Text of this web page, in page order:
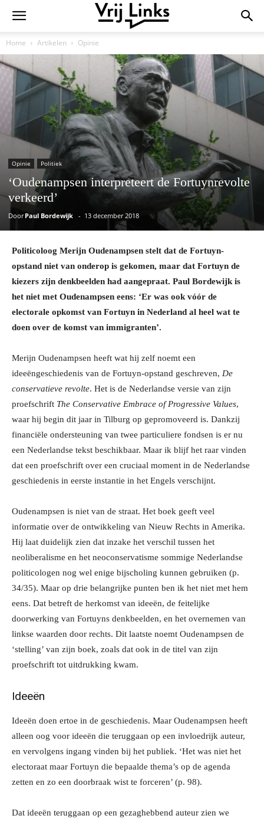
Home Artikelen Opinie
Opinie Politiek
‘Oudenampsen interpreteert de Fortuynrevolte
verkeerd’
Door Paul Bordewijk - 13 december 2018
Politicoloog Merijn Oudenampsen stelt dat de Fortuyn-
opstand niet van onderop is gekomen, maar dat Fortuyn de
kiezers zijn denkbeelden had aangepraat. Paul Bordewijk is
het niet met Oudenampsen eens: ‘Er was ook vóór de
electorale opkomst van Fortuyn in Nederland al heel wat te
doen over de komst van immigranten’.
Merijn Oudenampsen heeft wat hij zelf noemt een
ideeëngeschiedenis van de Fortuyn-opstand geschreven, De
conservatieve revolte. Het is de Nederlandse versie van zijn
proefschrift The Conservative Embrace of Progressive Values,
waar hij begin dit jaar in Tilburg op gepromoveerd is. Dankzij
financiële ondersteuning van twee particuliere fondsen is er nu
een Nederlandse tekst beschikbaar. Maar ik blijf het raar vinden
dat een proefschrift over een cruciaal moment in de Nederlandse
geschiedenis in eerste instantie in het Engels verschijnt.
Oudenampsen is niet van de straat. Het boek geeft veel
informatie over de ontwikkeling van Nieuw Rechts in Amerika.
Hij laat duidelijk zien dat inzake het verschil tussen het
neoliberalisme en het neoconservatisme sommige Nederlandse
politicologen nog wel enige bijscholing kunnen gebruiken (p.
34/35). Maar op drie belangrijke punten ben ik het niet met hem
eens. Dat betreft de herkomst van ideeën, de feitelijke
doorwerking van Fortuyns denkbeelden, en het overnemen van
linkse waarden door rechts. Dit laatste noemt Oudenampsen de
‘stelling’ van zijn boek, zoals dat ook in de titel van zijn
proefschrift tot uitdrukking kwam.
Ideeën
Ideeën doen ertoe in de geschiedenis. Maar Oudenampsen heeft
alleen oog voor ideeën die teruggaan op een invloedrijk auteur,
en vervolgens ingang vinden bij het publiek. ‘Het was niet het
electoraat maar Fortuyn die bepaalde thema’s op de agenda
zetten en zo een doorbraak wist te forceren’ (p. 98).
Dat ideeën teruggaan op een gezaghebbend auteur zien we